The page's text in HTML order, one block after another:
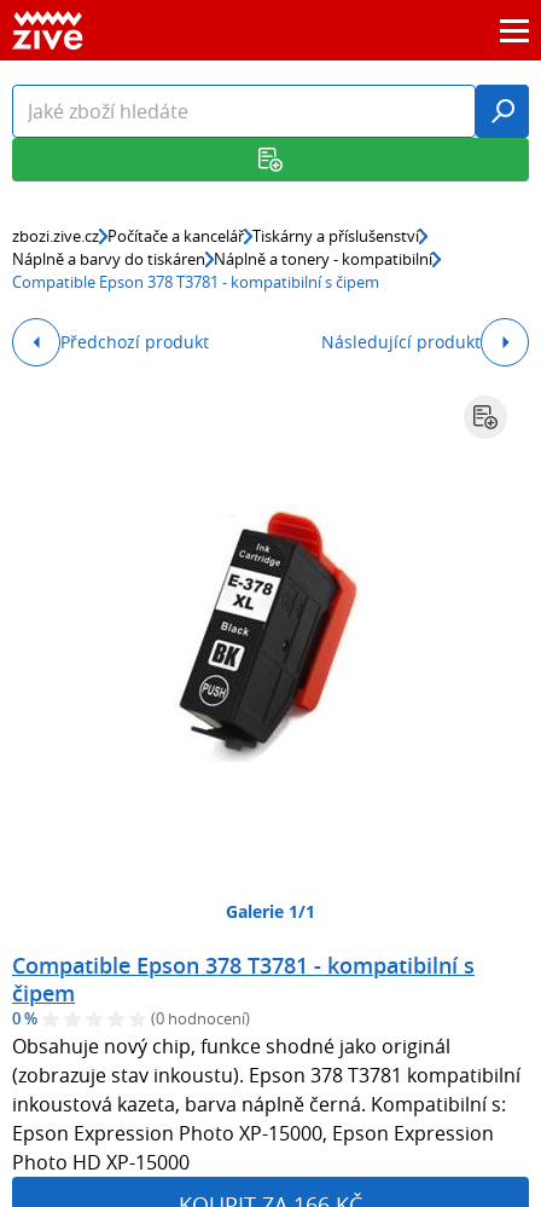
zbozi.zive.cz Počítače a kancelář Tiskárny a příslušenství
Náplně a barvy do tiskáren Náplně a tonery - kompatibilní
Compatible Epson 378 T3781 - kompatibilní s čipem
Předchozí produkt Následující produkt
Galerie 1/1
Compatible Epson 378 T3781 - kompatibilní s
čipem
0 % (0 hodnocení)
Obsahuje nový chip, funkce shodné jako originál
(zobrazuje stav inkoustu). Epson 378 T3781 kompatibilní
inkoustová kazeta, barva náplně černá. Kompatibilní s:
Epson Expression Photo XP-15000, Epson Expression
Photo HD XP-15000